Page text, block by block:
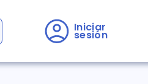
Iniciar
sesión